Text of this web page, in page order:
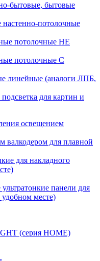
бытовые, бытовые
потолочные
потолочные НЕ
потолочные С
линейные (аналоги ЛПБ,
для картин и
освещением
валкодером для плавной
для накладного
панели для
месте)
(серия HOME)